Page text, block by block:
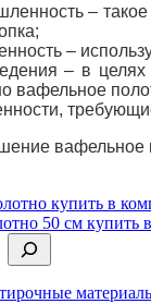
– такое
–
– в
вафельное
вафельное
купить в
50 см